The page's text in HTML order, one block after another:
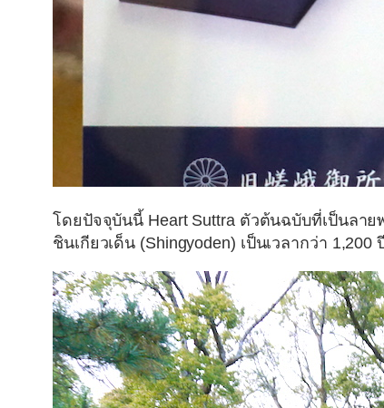
โดยปัจจุบันนี้ Heart Suttra ตัวต้นฉบับที่เป็นลาย
ชินเกียวเด็น (Shingyoden) เป็นเวลากว่า 1,200